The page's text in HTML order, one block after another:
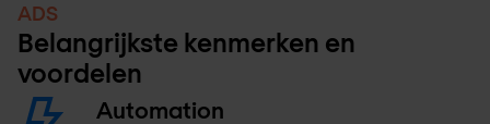
ADS
Belangrijkste kenmerken en
voordelen
Automation